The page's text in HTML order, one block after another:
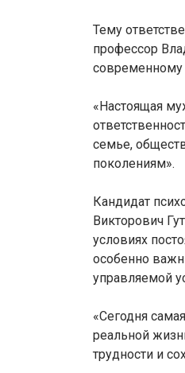
Тему
профессор
«Настоящая
семье,
поколениям».
Кандидат
Викторович
условиях
особенно
управляемой
«Сегодня
реальной
трудности и